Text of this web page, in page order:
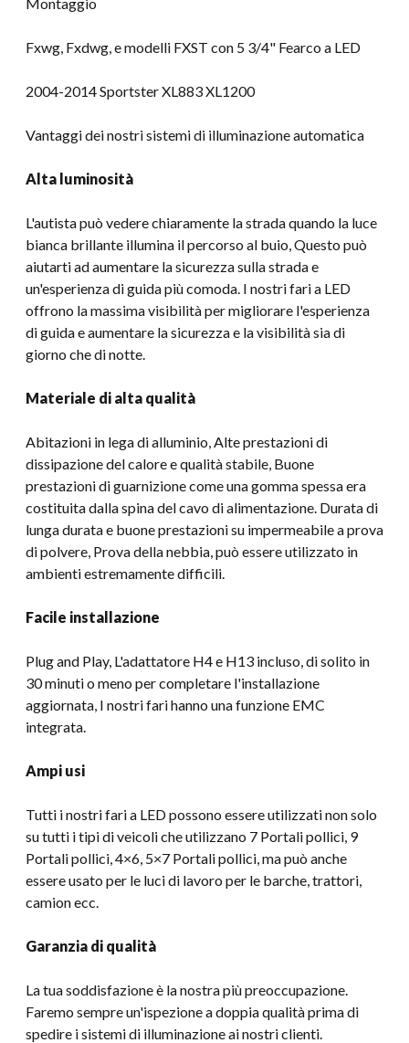
Fxwg, Fxdwg, e modelli FXST con 5 3/4" Fearco a LED
2004-2014 Sportster XL883 XL1200
Vantaggi dei nostri sistemi di illuminazione automatica
Alta luminosità
L'autista può vedere chiaramente la strada quando la luce
bianca brillante illumina il percorso al buio, Questo può
aiutarti ad aumentare la sicurezza sulla strada e
un'esperienza di guida più comoda. I nostri fari a LED
offrono la massima visibilità per migliorare l'esperienza
di guida e aumentare la sicurezza e la visibilità sia di
giorno che di notte.
Materiale di alta qualità
Abitazioni in lega di alluminio, Alte prestazioni di
dissipazione del calore e qualità stabile, Buone
prestazioni di guarnizione come una gomma spessa era
costituita dalla spina del cavo di alimentazione. Durata di
lunga durata e buone prestazioni su impermeabile a prova
di polvere, Prova della nebbia, può essere utilizzato in
ambienti estremamente difficili.
Facile installazione
Plug and Play, L'adattatore H4 e H13 incluso, di solito in
30 minuti o meno per completare l'installazione
aggiornata, I nostri fari hanno una funzione EMC
integrata.
Ampi usi
Tutti i nostri fari a LED possono essere utilizzati non solo
su tutti i tipi di veicoli che utilizzano 7 Portali pollici, 9
Portali pollici, 4×6, 5×7 Portali pollici, ma può anche
essere usato per le luci di lavoro per le barche, trattori,
camion ecc.
Garanzia di qualità
La tua soddisfazione è la nostra più preoccupazione.
Faremo sempre un'ispezione a doppia qualità prima di
spedire i sistemi di illuminazione ai nostri clienti.